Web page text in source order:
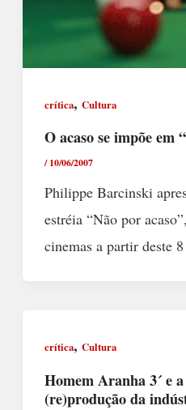
crítica, Cultura
O acaso se impõe em
/10/06/2007
Philippe Barcinski
estréia “Não por
cinemas a partir deste
crítica, Cultura
Homem Aranha 3´ e
(re)produção da